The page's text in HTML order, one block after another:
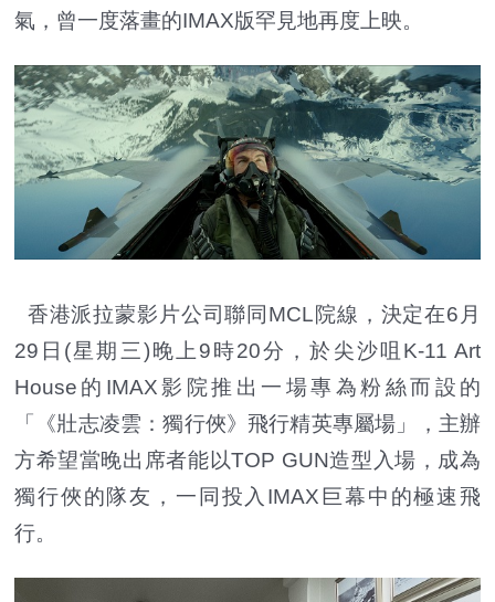
氣，曾一度落畫的IMAX版罕見地再度上映。
香港派拉蒙影片公司聯同MCL院線，決定在6月
29日(星期三)晚上9時20分，於尖沙咀K-11 Art
House的IMAX影院推出一場專為粉絲而設的
「《壯志凌雲：獨行俠》飛行精英專屬場」，主辦
方希望當晚出席者能以TOP GUN造型入場，成為
獨行俠的隊友，一同投入IMAX巨幕中的極速飛
行。